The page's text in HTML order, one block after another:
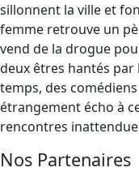
sillonnent la ville et
femme retrouve un
vend de la drogue
deux êtres hantés
temps, des
étrangement écho à
rencontres
Nos Partenaires